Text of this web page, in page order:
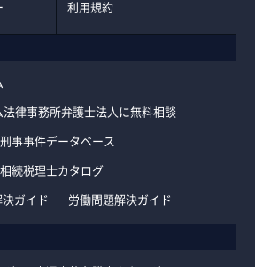
利用規約
律事務所弁護士法人に無料相談
刑事事件データベース
相続税理士カタログ
ガイド 労働問題解決ガイド